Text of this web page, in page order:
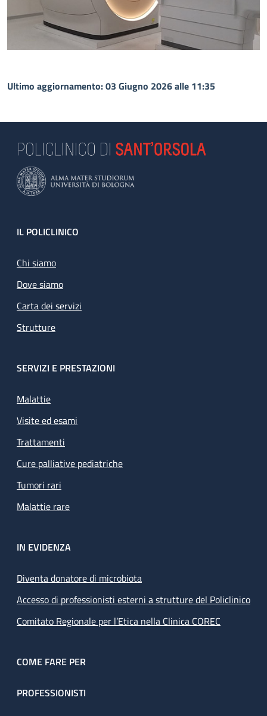
Ultimo aggiornamento: 03 Giugno 2026 alle 11:35
Footer
IL POLICLINICO
Chi siamo
Dove siamo
Carta dei servizi
Strutture
SERVIZI E PRESTAZIONI
Malattie
Visite ed esami
Trattamenti
Cure palliative pediatriche
Tumori rari
Malattie rare
IN EVIDENZA
Diventa donatore di microbiota
Accesso di professionisti esterni a strutture del Policlinico
Comitato Regionale per l’Etica nella Clinica COREC
COME FARE PER
PROFESSIONISTI